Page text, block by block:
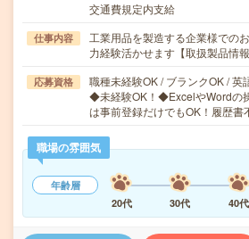
交通費規定内支給
仕事内容
工業用品を製造する企業様での
力経験活かせます【取扱製品
応募資格
職種未経験OK / ブランクOK / 英
◆未経験OK！◆ExcelやWordの
は事前登録だけでもOK！履歴
職場の雰囲気
年齢層
20代
30代 40代